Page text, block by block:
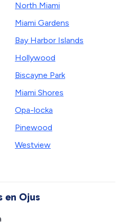
North Miami
Miami Gardens
Bay Harbor Islands
Hollywood
Biscayne Park
Miami Shores
Opa-locka
Pinewood
Westview
en Ojus